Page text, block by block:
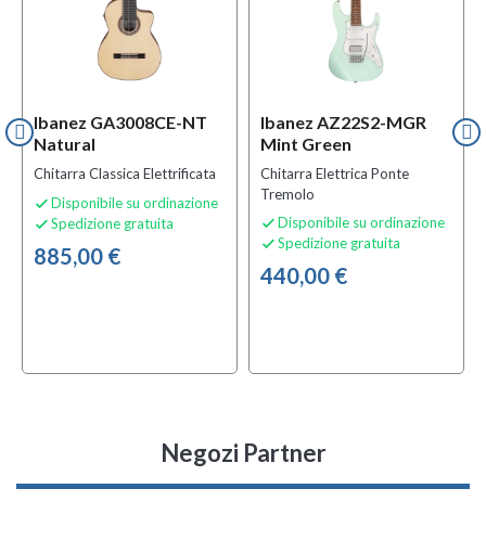
Ibanez GA3008CE-NT
Natural
Chitarra Classica Elettrificata
 Disponibile su ordinazione
 Spedizione gratuita
885,00 €
Ibanez AZ22S2-MGR
Mint Green
Chitarra Elettrica Ponte
Tremolo
 Disponibile su ordinazione
 Spedizione gratuita
440,00 €
Negozi Partner